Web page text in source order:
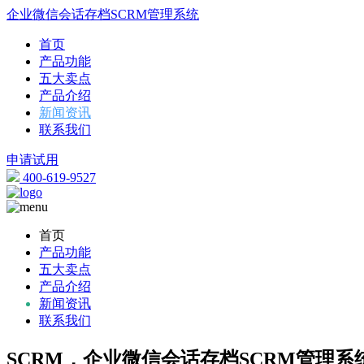
企业微信会话存档SCRM管理系统
首页
产品功能
五大卖点
产品介绍
新闻资讯
联系我们
申请试用
400-619-9527
首页
产品功能
五大卖点
产品介绍
新闻资讯
联系我们
SCRM，企业微信会话存档SCRM管理系